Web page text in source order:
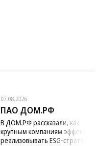
07.08.2026
ПАО ДОМ.РФ
В ДОМ.РФ рассказали, как
крупным компаниям
реализовывать ESG-стратегию